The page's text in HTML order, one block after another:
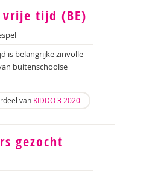
vrije tijd (BE)
is belangrijke zinvolle
buitenschoolse
van KIDDO 3 2020
gezocht